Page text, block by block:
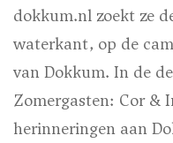
dokkum.nl zoekt ze
waterkant, op de
van Dokkum. In de
Zomergasten: Cor &
herinneringen aan